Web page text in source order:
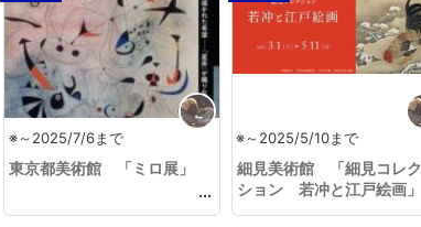
※～2025/7/6まで
東京都美術館 「ミロ展」
※～2025/5/10まで
細見美術館 「細見コレク
ション 若冲と江戸絵画」